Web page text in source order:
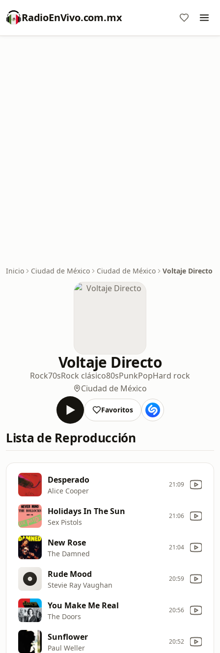
RadioEnVivo.com.mx
Inicio Ciudad de México Ciudad de México Voltaje Directo
Voltaje Directo
Rock70sRock clásico80sPunkPopHard rock
Ciudad de México
Favoritos
Lista de Reproducción
Desperado
Alice Cooper
21:09
Holidays In The Sun
Sex Pistols
21:06
New Rose
The Damned
21:04
Rude Mood
Stevie Ray Vaughan
20:59
You Make Me Real
The Doors
20:56
Sunflower
Paul Weller
20:52